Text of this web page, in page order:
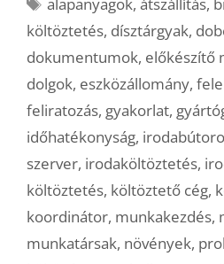
költöztetés, dísztárgyak,
dokumentumok, előkészítő
dolgok, eszközállomány,
feliratozás, gyakorlat,
időhatékonyság,
szerver, irodaköltöztetés,
költöztetés, költöztető cég,
koordinátor, munkakezdés,
munkatársak, növények,